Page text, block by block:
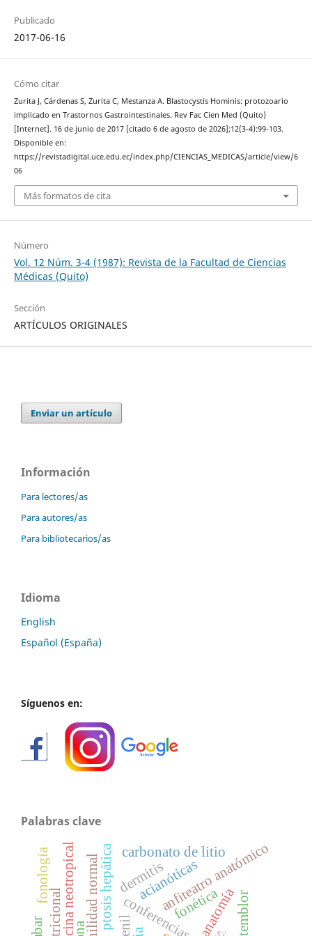
Publicado
2017-06-16
Cómo citar
Zurita J, Cárdenas S, Zurita C, Mestanza A. Blastocystis Hominis: protozoario
implicado en Trastornos Gastrointestinales. Rev Fac Cien Med (Quito)
[Internet]. 16 de junio de 2017 [citado 6 de agosto de 2026];12(3-4):99-103.
Disponible en:
https://revistadigital.uce.edu.ec/index.php/CIENCIAS_MEDICAS/article/view/6
06
Más formatos de cita
Número
Vol. 12 Núm. 3-4 (1987): Revista de la Facultad de Ciencias
Médicas (Quito)
Sección
ARTÍCULOS ORIGINALES
Enviar un artículo
Información
Para lectores/as
Para autores/as
Para bibliotecarios/as
Idioma
English
Español (España)
Síguenos en:
Palabras clave
ptosis hepática anatomía
senilidad normal anfiteatro anatómico
medicina neotropical acianóticas
carbonato de litio
fonética
fonología
temblor
dermitis